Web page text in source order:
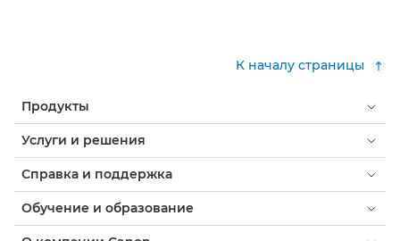
К началу страницы
Продукты
Услуги и решения
Справка и поддержка
Обучение и образование